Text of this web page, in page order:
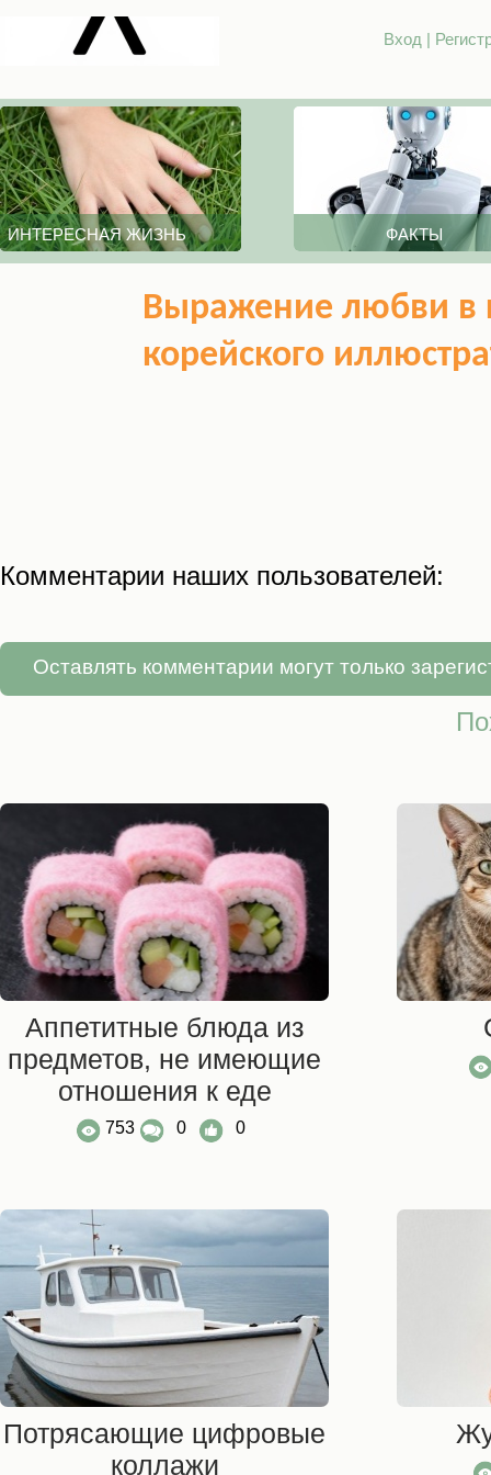
Вход |
ИНТЕРЕСНАЯ ЖИЗНЬ ФАКТЫ
Выражение любви в
корейского
Комментарии наших пользователей:
Оставлять комментарии могут только
Аппетитные блюда из
предметов, не имеющие
отношения к еде
753 0 0
Потрясающие цифровые
коллажи